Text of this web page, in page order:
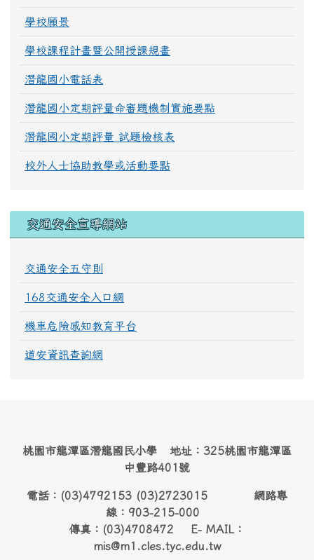
學校願景
學校課程計畫暨公開授課規畫
潛龍國小電話表
潛龍國小定期評量命審題機制實施要點
潛龍國小定期評量 試題檢核表
校外人士協助教學或活動要點
交通安全宣導網站
交通安全五守則
168交通安全入口網
機車危險感知教育平台
道安資訊查詢網
桃園市龍潭區潛龍國民小學 地址：325桃園市龍潭區
中豐路401號
電話：(03)4792153 (03)2723015 網路專
線：903-215-000
傳真：(03)4708472 E- MAIL：
mis@m1.cles.tyc.edu.tw